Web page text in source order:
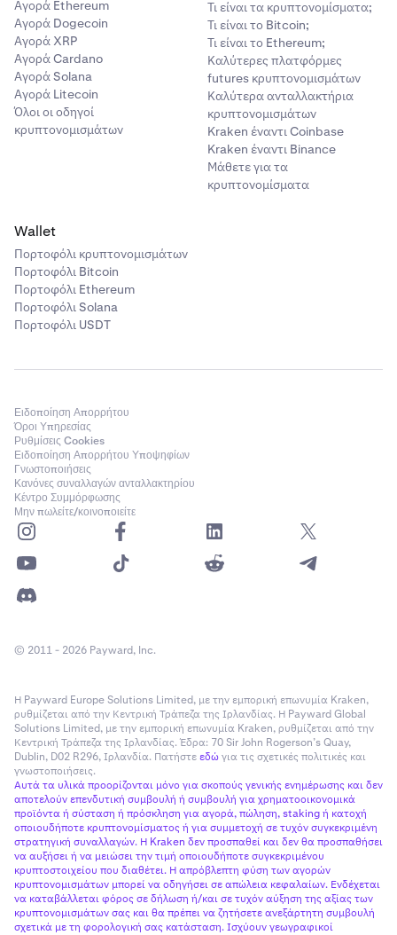
Αγορά Ethereum
Αγορά Dogecoin
Αγορά XRP
Αγορά Cardano
Αγορά Solana
Αγορά Litecoin
Όλοι οι οδηγοί
κρυπτονομισμάτων
Τι είναι τα κρυπτονομίσματα;
Τι είναι το Bitcoin;
Τι είναι το Ethereum;
Καλύτερες πλατφόρμες
futures κρυπτονομισμάτων
Καλύτερα ανταλλακτήρια
κρυπτονομισμάτων
Kraken έναντι Coinbase
Kraken έναντι Binance
Μάθετε για τα
κρυπτονομίσματα
Wallet
Πορτοφόλι κρυπτονομισμάτων
Πορτοφόλι Bitcoin
Πορτοφόλι Ethereum
Πορτοφόλι Solana
Πορτοφόλι USDT
Ειδοποίηση Απορρήτου
Όροι Υπηρεσίας
Ρυθμίσεις Cookies
Ειδοποίηση Απορρήτου Υποψηφίων
Γνωστοποιήσεις
Κανόνες συναλλαγών ανταλλακτηρίου
Κέντρο Συμμόρφωσης
Μην πωλείτε/κοινοποιείτε
© 2011 - 2026 Payward, Inc.
Η Payward Europe Solutions Limited, με την εμπορική επωνυμία Kraken,
ρυθμίζεται από την Κεντρική Τράπεζα της Ιρλανδίας. Η Payward Global
Solutions Limited, με την εμπορική επωνυμία Kraken, ρυθμίζεται από την
Κεντρική Τράπεζα της Ιρλανδίας. Έδρα: 70 Sir John Rogerson’s Quay,
Dublin, D02 R296, Ιρλανδία. Πατήστεεδώγια τις σχετικές πολιτικές και
γνωστοποιήσεις.
Αυτά τα υλικά προορίζονται μόνο για σκοπούς γενικής ενημέρωσης και δεν
αποτελούν επενδυτική συμβουλή ή συμβουλή για χρηματοοικονομικά
προϊόντα ή σύσταση ή πρόσκληση για αγορά, πώληση, staking ή κατοχή
οποιουδήποτε κρυπτονομίσματος ή για συμμετοχή σε τυχόν συγκεκριμένη
στρατηγική συναλλαγών. Η Kraken δεν προσπαθεί και δεν θα προσπαθήσει
να αυξήσει ή να μειώσει την τιμή οποιουδήποτε συγκεκριμένου
κρυπτοστοιχείου που διαθέτει. Η απρόβλεπτη φύση των αγορών
κρυπτονομισμάτων μπορεί να οδηγήσει σε απώλεια κεφαλαίων. Ενδέχεται
να καταβάλλεται φόρος σε δήλωση ή/και σε τυχόν αύξηση της αξίας των
κρυπτονομισμάτων σας και θα πρέπει να ζητήσετε ανεξάρτητη συμβουλή
σχετικά με τη φορολογική σας κατάσταση. Ισχύουν γεωγραφικοί